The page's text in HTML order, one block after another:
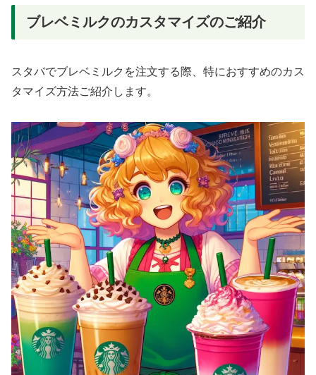
ブレベミルクのカスタマイズのご紹介
スタバでブレベミルクを注文する際、特におすすめのカス
タマイズ方法ご紹介します。